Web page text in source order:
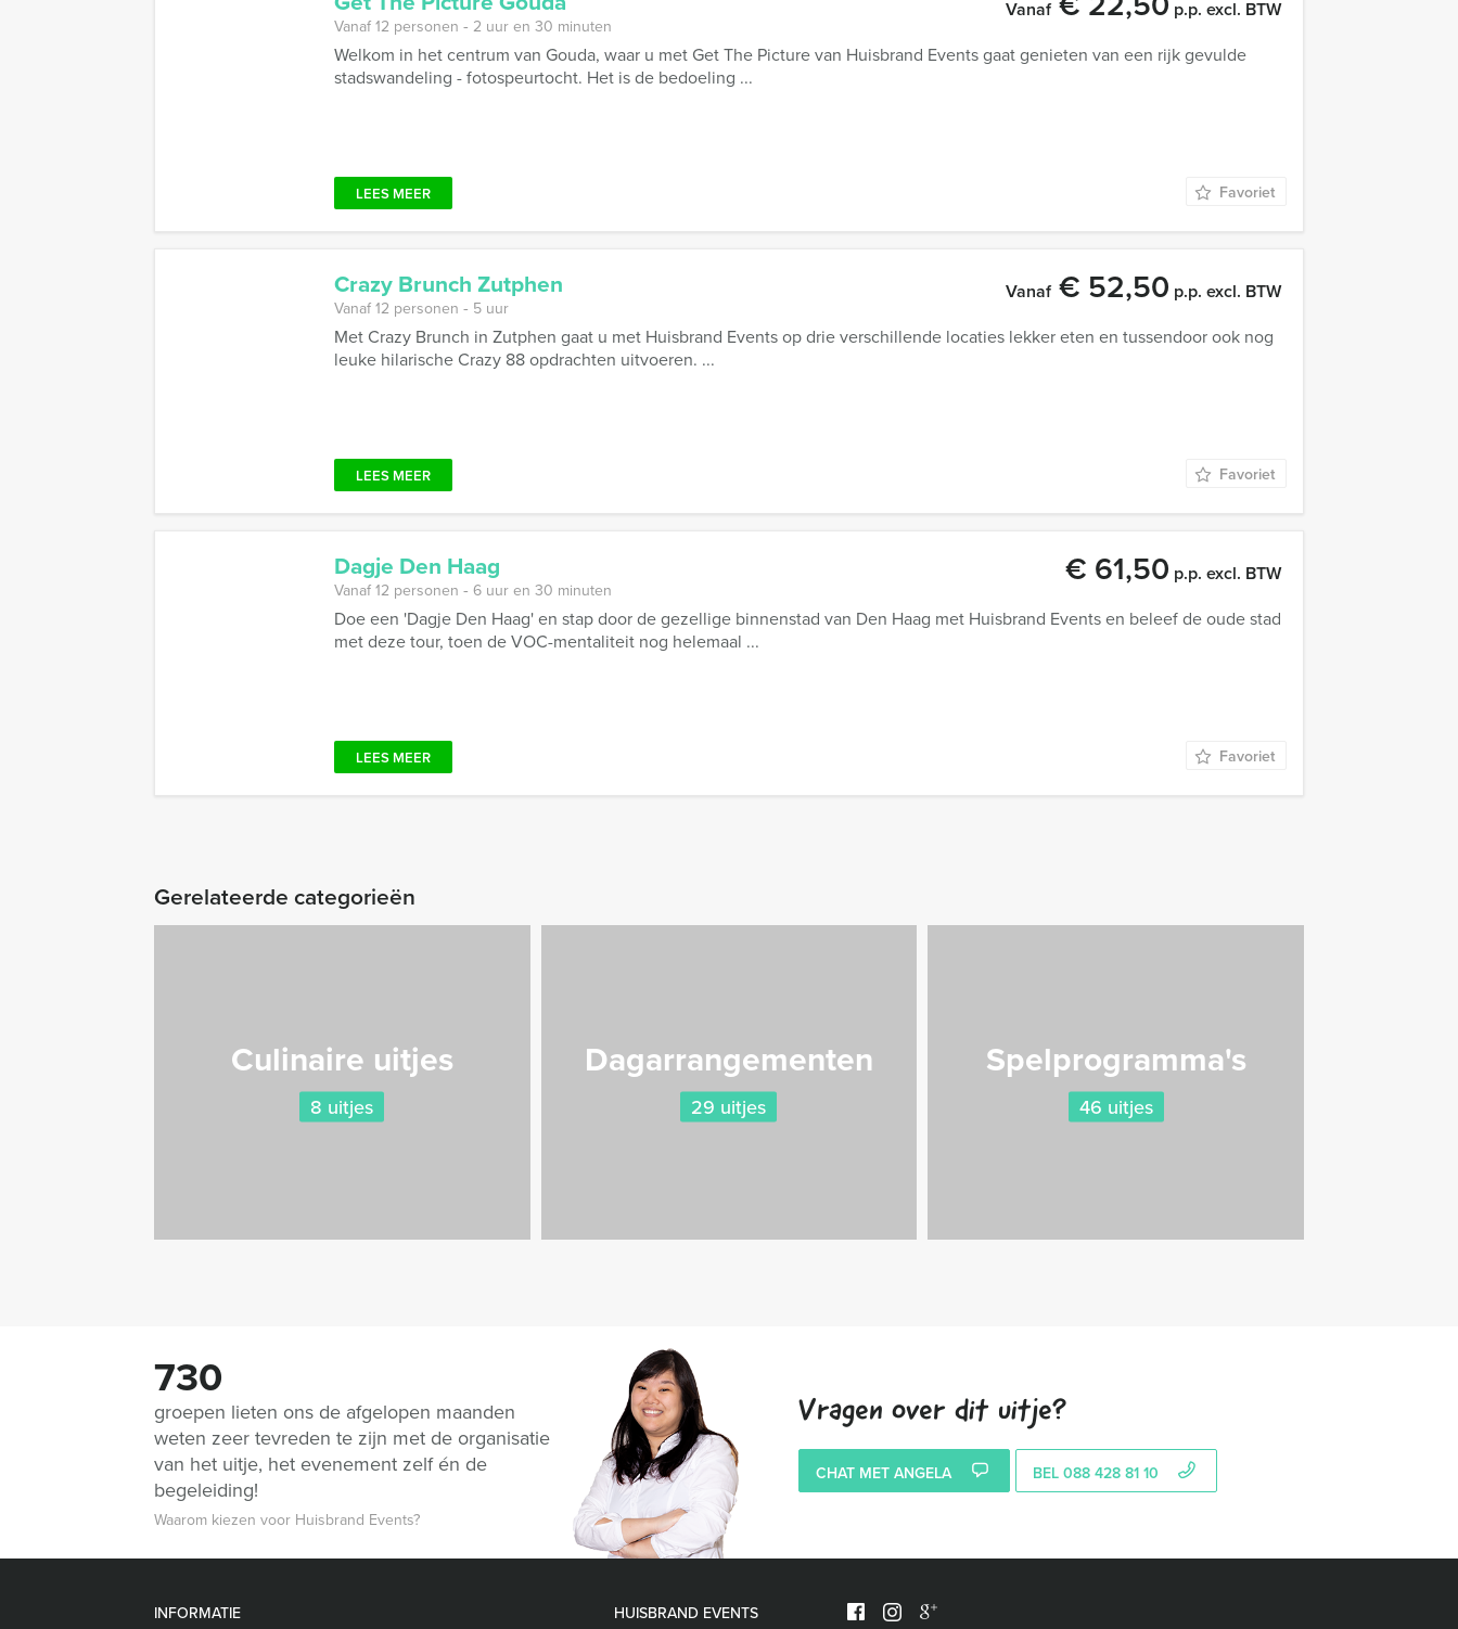
Vanaf p.p. excl. BTW
Vanaf 12 personen ‐ 2 uur en 30 minuten
Welkom in het centrum van Gouda, waar u met Get The Picture van Huisbrand Events gaat genieten van een rijk gevulde
stadswandeling - fotospeurtocht. Het is de bedoeling ...
LEES MEER Favoriet
Crazy Brunch Zutphen Vanaf€ 52,50 p.p. excl. BTW
Vanaf 12 personen ‐ 5 uur
Met Crazy Brunch in Zutphen gaat u met Huisbrand Events op drie verschillende locaties lekker eten en tussendoor ook nog
leuke hilarische Crazy 88 opdrachten uitvoeren. ...
LEES MEER Favoriet
Dagje Den Haag € 61,50 p.p. excl. BTW
Vanaf 12 personen ‐ 6 uur en 30 minuten
Doe een 'Dagje Den Haag' en stap door de gezellige binnenstad van Den Haag met Huisbrand Events en beleef de oude stad
met deze tour, toen de VOC-mentaliteit nog helemaal ...
LEES MEER Favoriet
Gerelateerde categorieën
Culinaire uitjes
8 uitjes
Dagarrangementen
29 uitjes
Spelprogramma's
46 uitjes
730
groepen lieten ons de afgelopen maanden
weten zeer tevreden te zijn met de organisatie
van het uitje, het evenement zelf én de
begeleiding!
Waarom kiezen voor Huisbrand Events?
Vragen over dit uitje?
CHAT MET ANGELA BEL 088 428 81 10
INFORMATIE HUISBRAND EVENTS